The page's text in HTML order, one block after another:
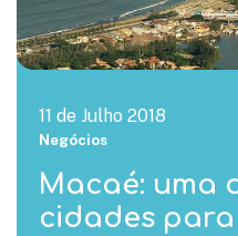
11 de Julho 2018
Negócios
Macaé: uma
cidades